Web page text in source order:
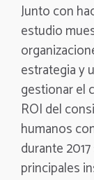
Junto con
estudio
estrategia y
gestionar el
ROI del
humanos
durante
principales